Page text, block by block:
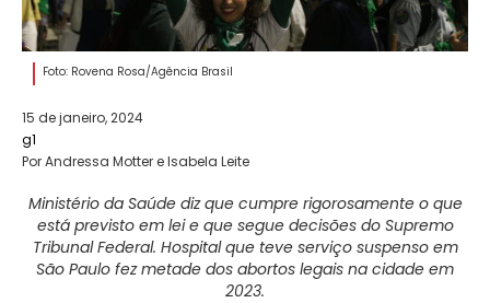
Foto: Rovena Rosa/Agência Brasil
15 de janeiro, 2024
g1
Por Andressa Motter e Isabela Leite
Ministério da Saúde diz que cumpre rigorosamente o que
está previsto em lei e que segue decisões do Supremo
Tribunal Federal. Hospital que teve serviço suspenso em
São Paulo fez metade dos abortos legais na cidade em
2023.